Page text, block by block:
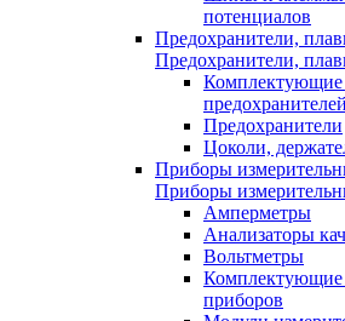
потенциалов
Предохранители,
Предохранители,
Комплектующие
предохранителей
Предохранители
Цоколи,
Приборы
Приборы
Амперметры
Анализаторы
Вольтметры
Комплектующие
приборов